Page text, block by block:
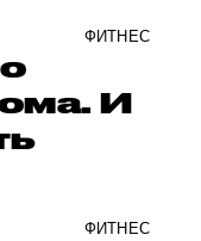
ФИТНЕС
И
ФИТНЕС